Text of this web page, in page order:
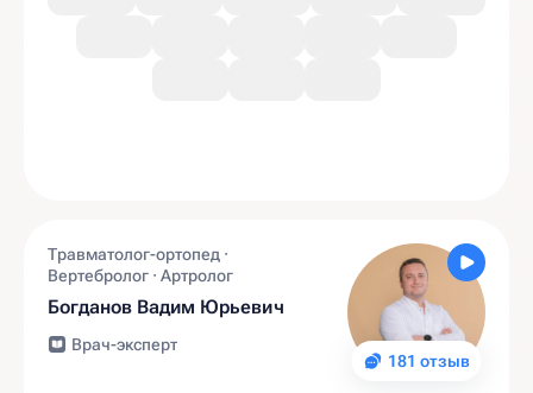
181 отзыв
Травматолог-ортопед ·
Вертебролог · Артролог
Богданов Вадим Юрьевич
Врач-эксперт